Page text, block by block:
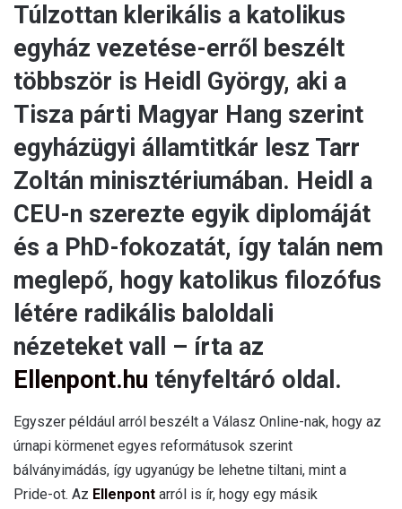
Túlzottan klerikális a katolikus
egyház vezetése-erről beszélt
többször is Heidl György, aki a
Tisza párti Magyar Hang szerint
egyházügyi államtitkár lesz Tarr
Zoltán minisztériumában. Heidl a
CEU-n szerezte egyik diplomáját
és a PhD-fokozatát, így talán nem
meglepő, hogy katolikus filozófus
létére radikális baloldali
nézeteket vall – írta az
Ellenpont.hu tényfeltáró oldal.
Egyszer például arról beszélt a Válasz Online-nak, hogy az
úrnapi körmenet egyes reformátusok szerint
bálványimádás, így ugyanúgy be lehetne tiltani, mint a
Pride-ot. Az Ellenpont arról is ír, hogy egy másik